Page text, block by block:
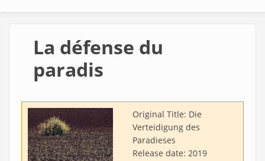
La défense du
paradis
Original Title: Die
Verteidigung des
Paradieses
Release date: 2019